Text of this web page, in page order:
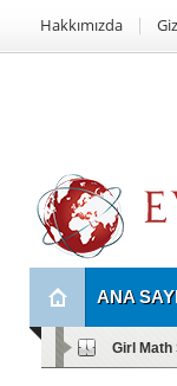
Hakkımızda
ANA
Girl Math